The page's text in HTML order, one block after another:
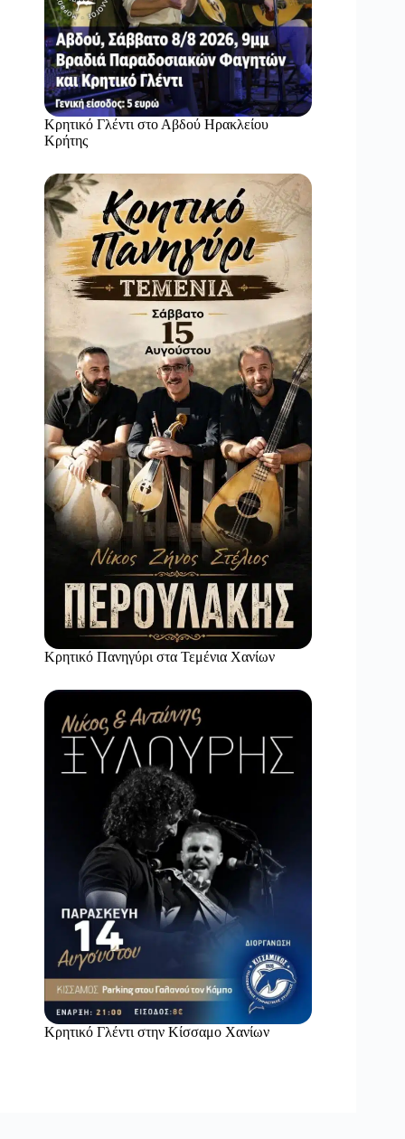
Κρητικό Γλέντι στο Αβδού Ηρακλείου
Κρήτης
Κρητικό Πανηγύρι στα Τεμένια Χανίων
Κρητικό Γλέντι στην Κίσσαμο Χανίων